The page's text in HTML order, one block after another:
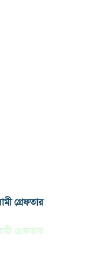
গ্রেফতার
গ্রেফতার